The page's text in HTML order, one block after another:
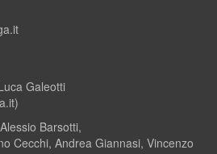
Galeotti
)
Barsotti,
Cecchi, Andrea Giannasi, Vincenzo